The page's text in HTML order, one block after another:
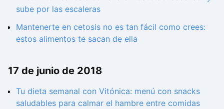
sube por las escaleras
Mantenerte en cetosis no es tan fácil como crees:
estos alimentos te sacan de ella
17 de junio de 2018
Tu dieta semanal con Vitónica: menú con snacks
saludables para calmar el hambre entre comidas